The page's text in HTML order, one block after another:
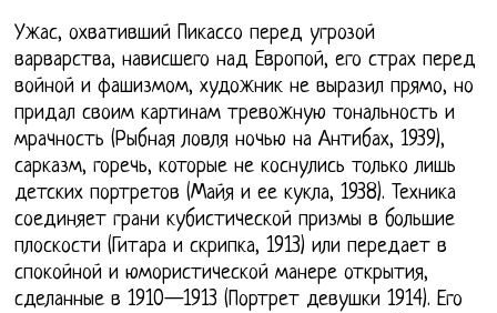
Ужас, охвативший Пикассо перед угрозой
варварства, нависшего над Европой, его страх перед
войной и фашизмом, художник не выразил прямо, но
придал своим картинам тревожную тональность и
мрачность (Рыбная ловля ночью на Антибах, 1939),
сарказм, горечь, которые не коснулись только лишь
детских портретов (Майя и ее кукла, 1938). Техника
соединяет грани кубистической призмы в большие
плоскости (Гитара и скрипка, 1913) или передает в
спокойной и юмористической манере открытия,
сделанные в 1910—1913 (Портрет девушки 1914). Его